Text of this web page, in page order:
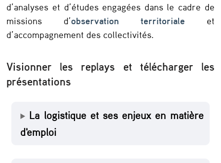
o
i
r
e
s
2
d’analyses et d’études engagées dans le cadre de
missions d’observation territoriale et
d’accompagnement des collectivités.
Visionner les replays et télécharger les
présentations
La logistique et ses enjeux en matière
d'emploi